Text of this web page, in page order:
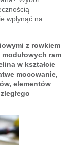
wpłynąć na
z rowkiem
ram
w kształcie
mocowanie,
elementów